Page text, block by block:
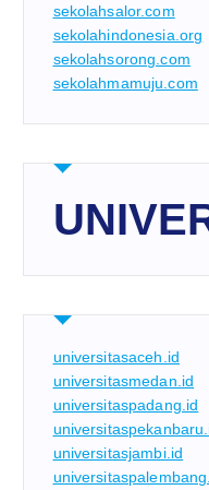
sekolahsalor.com
sekolahindonesia.org
sekolahsorong.com
sekolahmamuju.com
universitasaceh.id
universitasmedan.id
universitaspadang.id
universitasjambi.id